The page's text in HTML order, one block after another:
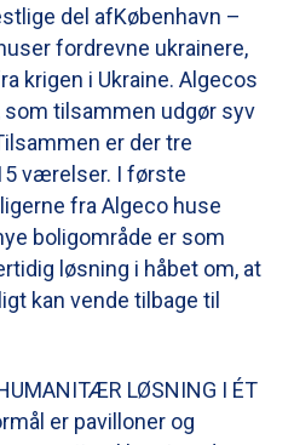
del afKøbenhavn –
fordrevne ukrainere,
krigen i Ukraine. Algecos
som tilsammen udgør syv
er der tre
værelser. I første
fra Algeco huse
boligområde er som
løsning i håbet om, at
kan vende tilbage til
LØSNING I ÉT
er pavilloner og